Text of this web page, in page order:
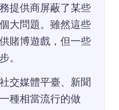
提供商屏蔽了某些
大問題。雖然這些
賭博遊戲，但一些
。
交媒體平臺、新聞
種相當流行的做